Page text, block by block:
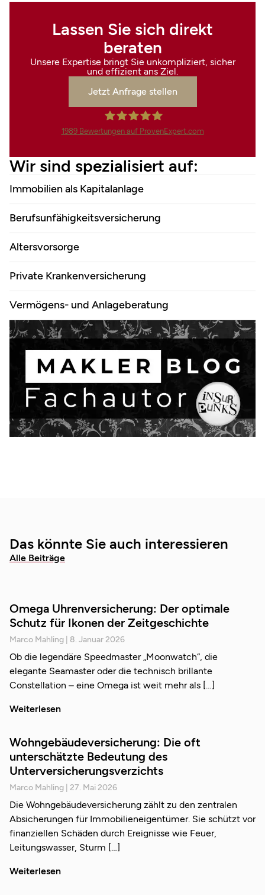
Lassen Sie sich direkt
beraten
Unsere Expertise bringt Sie unkompliziert, sicher
und effizient ans Ziel.
Jetzt Anfrage stellen
1989Bewertungen auf ProvenExpert.com
Wir sind spezialisiert auf:
Immobilien als Kapitalanlage
Berufsunfähigkeitsversicherung
Altersvorsorge
Private Krankenversicherung
Vermögens- und Anlageberatung
Das könnte Sie auch interessieren
Alle Beiträge
Omega Uhrenversicherung: Der optimale
Schutz für Ikonen der Zeitgeschichte
Marco Mahling 8. Januar 2026
Ob die legendäre Speedmaster „Moonwatch“, die
elegante Seamaster oder die technisch brillante
Constellation – eine Omega ist weit mehr als
Weiterlesen
Wohngebäudeversicherung: Die oft
unterschätzte Bedeutung des
Unterversicherungsverzichts
Marco Mahling 27. Mai 2026
Die Wohngebäudeversicherung zählt zu den zentralen
Absicherungen für Immobilieneigentümer. Sie schützt vor
finanziellen Schäden durch Ereignisse wie Feuer,
Leitungswasser, Sturm
Weiterlesen